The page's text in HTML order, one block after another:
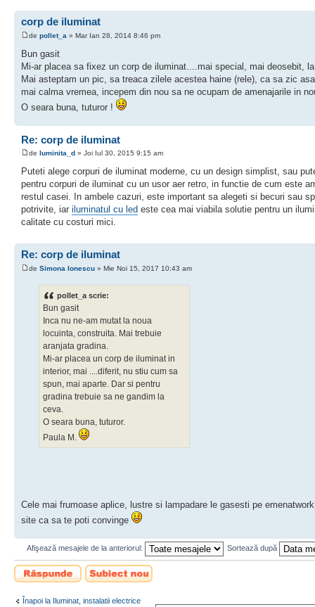
corp de iluminat
de pollet_a » Mar Ian 28, 2014 8:46 pm
Bun gasit
Mi-ar placea sa fixez un corp de iluminat....mai special, mai deosebit,
Mai asteptam un pic, sa treaca zilele acestea haine (rele), ca sa zic
mai calma vremea, incepem din nou sa ne ocupam de amenajarile in
O seara buna, tuturor !
Re: corp de iluminat
de luminita_d » Joi Iul 30, 2015 9:15 am
Puteti alege corpuri de iluminat moderne, cu un design simplist, sau
pentru corpuri de iluminat cu un usor aer retro, in functie de cum este
restul casei. In ambele cazuri, este important sa alegeti si becuri sau
potrivite, iar iluminatul cu led este cea mai viabila solutie pentru un
calitate cu costuri mici.
Re: corp de iluminat
de Simona Ionescu » Mie Noi 15, 2017 10:43 am
pollet_a scrie:
Bun gasit
Inca nu ne-am mutat la noua
locuinta, construita. Mai trebuie
aranjata gradina.
Mi-ar placea un corp de iluminat in
interior, mai ....diferit, nu stiu cum sa
spun, mai aparte. Dar si pentru
gradina trebuie sa ne gandim la
ceva.
O seara buna, tuturor.
Paula M.
Cele mai frumoase aplice, lustre si lampadare le gasesti pe
site ca sa te poti convinge
Afişează mesajele de la anteriorul: Sortează după
Scrie un răspuns
Scrie un subiect
nou
Înapoi la Iluminat, instalatii electrice